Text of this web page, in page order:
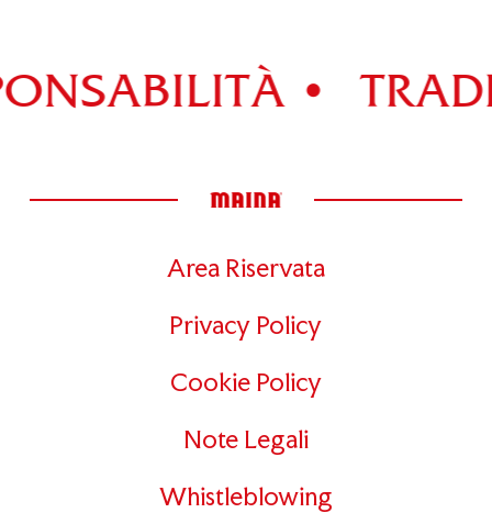
•
Area Riservata
Privacy Policy
Cookie Policy
Note Legali
Whistleblowing